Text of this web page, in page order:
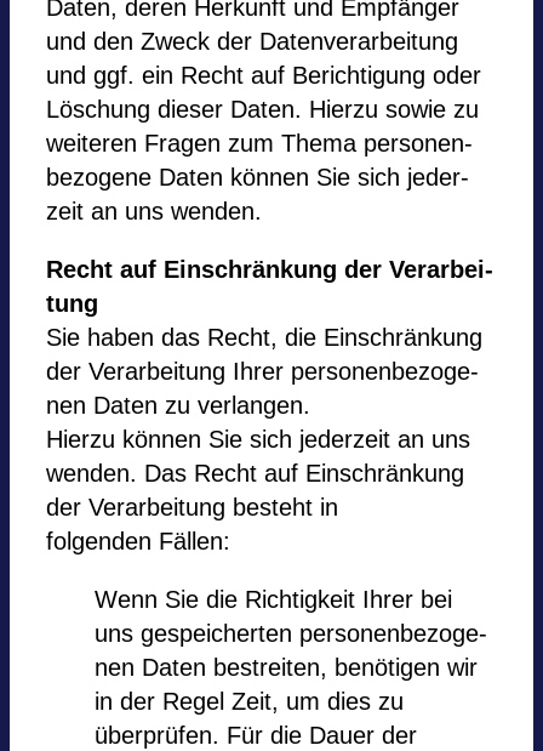
Daten, deren Her­kunft und Emp­fän­ger
und den Zweck der Daten­ver­ar­bei­tung
und ggf. ein Recht auf Berich­ti­gung oder
Löschung die­ser Daten. Hierzu sowie zu
wei­te­ren Fra­gen zum Thema per­so­nen­
be­zo­gene Daten kön­nen Sie sich jeder­
zeit an uns wen­den.
Recht auf Ein­schrän­kung der Ver­ar­bei­
tung
Sie haben das Recht, die Ein­schrän­kung
der Ver­ar­bei­tung Ihrer per­so­nen­be­zo­ge­
nen Daten zu ver­lan­gen.
Hierzu kön­nen Sie sich jeder­zeit an uns
wen­den. Das Recht auf Ein­schrän­kung
der Ver­ar­bei­tung besteht in
fol­gen­den Fäl­len:
Wenn Sie die Rich­tig­keit Ihrer bei
uns gespei­cher­ten per­so­nen­be­zo­ge­
nen Daten bestrei­ten, benö­ti­gen wir
in der Regel Zeit, um dies zu
überprüfen. Für die Dauer der